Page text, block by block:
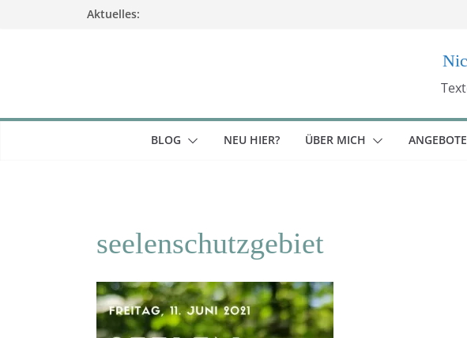
Aktuelles:
BLOG NEU HIER? ÜBER MICH ANGEBOTE
seelenschutzgebiet